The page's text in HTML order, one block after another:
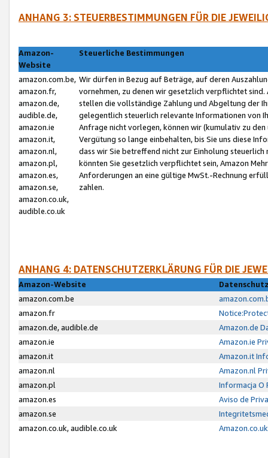
ANHANG 3: STEUERBESTIMMUNGEN FÜR DIE
Amazon-
Website
Steuerliche Bestimmungen
amazon.com.be,
amazon.fr,
amazon.de,
audible.de,
amazon.ie
amazon.it,
amazon.nl,
amazon.pl,
amazon.es,
amazon.se,
amazon.co.uk,
audible.co.uk
Wir dürfen in Bezug auf Beträge, auf deren
vornehmen, zu denen wir gesetzlich verpflichtet
stellen die vollständige Zahlung und Abgeltung der
gelegentlich steuerlich relevante Informationen von
Anfrage nicht vorlegen, können wir (kumulativ zu
Vergütung so lange einbehalten, bis Sie uns diese
dass wir Sie betreffend nicht zur Einholung
könnten Sie gesetzlich verpflichtet sein, Amazon
Anforderungen an eine gültige MwSt.-Rechnung
zahlen.
ANHANG 4: DATENSCHUTZERKLÄRUNG FÜR DIE
Amazon-Website
amazon.com.be
amazon.fr
amazon.de, audible.de
Amazon.de
amazon.ie
Amazon.ie
amazon.it
Amazon.it
amazon.nl
Amazon.nl
amazon.pl
Informacja O
amazon.es
Aviso de
amazon.se
amazon.co.uk, audible.co.uk